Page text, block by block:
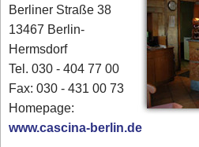
Berliner Straße 38
13467 Berlin-
Hermsdorf
Tel. 030 - 404 77 00‎
Fax: 030 - 431 00 73
Homepage:
www.cascina-berlin.de